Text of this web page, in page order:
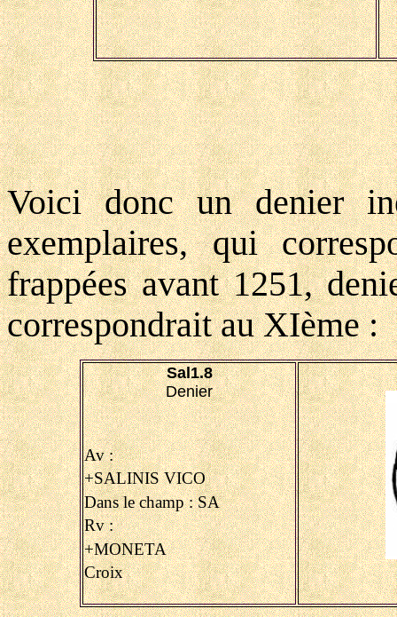
Voici donc un denier
exemplaires, qui
frappées avant 1251,
correspondrait au XIème :
Sal1.8
Denier
Av :
+SALINIS VICO
Dans le champ : SA
Rv :
+MONETA
Croix